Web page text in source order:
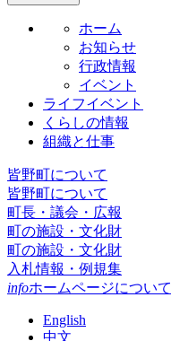
ホーム
お知らせ
行政情報
イベント
ライフイベント
くらしの情報
組織と仕事
皆野町について
皆野町について
町長・議会・広報
町の施設・文化財
町の施設・文化財
入札情報・例規集
infoホームページについて
English
中文